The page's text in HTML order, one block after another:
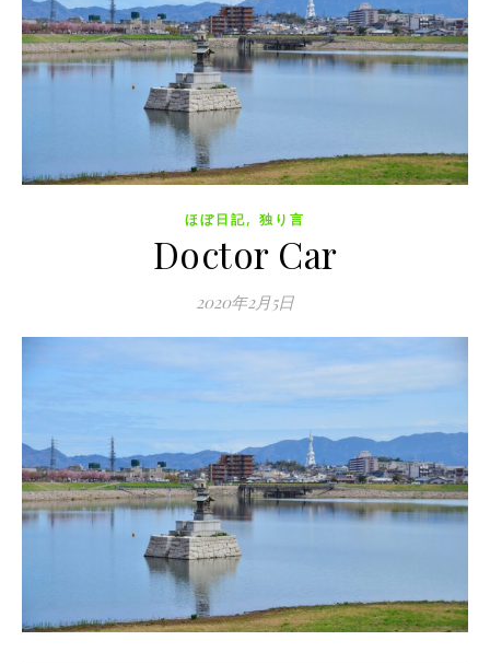
ほぼ日記, 独り言
Doctor Car
2020年2月5日